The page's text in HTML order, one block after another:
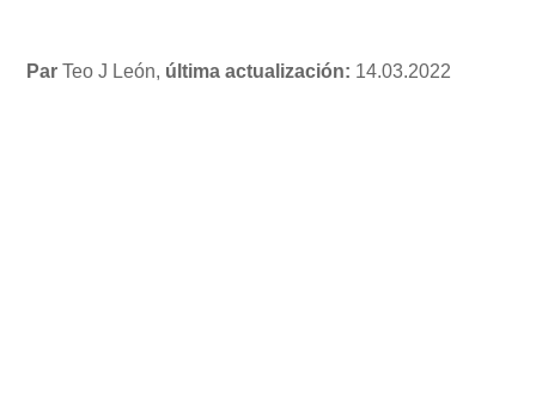
Par Teo J León, última actualización: 14.03.2022